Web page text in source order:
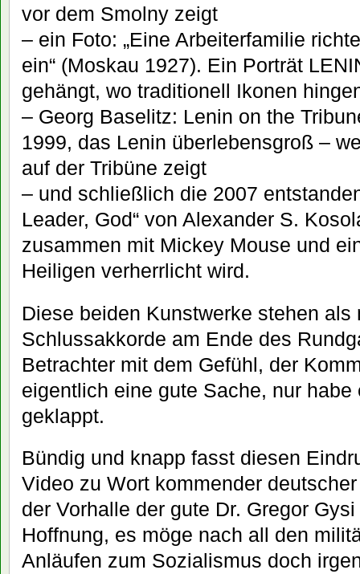
vor dem Smolny zeigt
– ein Foto: „Eine Arbeiterfamilie
ein“ (Moskau 1927). Ein Porträt
gehängt, wo traditionell Ikonen
– Georg Baselitz: Lenin on the
1999, das Lenin überlebensgroß –
auf der Tribüne zeigt
– und schließlich die 2007
Leader, God“ von Alexander S.
zusammen mit Mickey Mouse und
Heiligen verherrlicht wird.
Diese beiden Kunstwerke stehen als
Schlussakkorde am Ende des
Betrachter mit dem Gefühl, der
eigentlich eine gute Sache, nur
geklappt.
Bündig und knapp fasst diesen
Video zu Wort kommender
der Vorhalle der gute Dr. Gregor
Hoffnung, es möge nach all den
Anläufen zum Sozialismus doch